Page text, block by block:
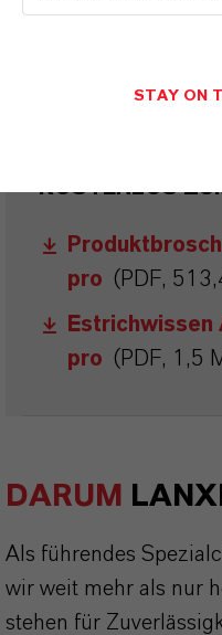
KOSTENLOS
pro (PDF,
Estrichwissen
pro (PDF, 1,5
DARUM
Als führendes
wir weit mehr als nur
stehen für
STAY ON